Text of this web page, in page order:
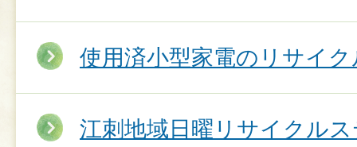
使用済小型家電のリサイ
江刺地域日曜リサイクル